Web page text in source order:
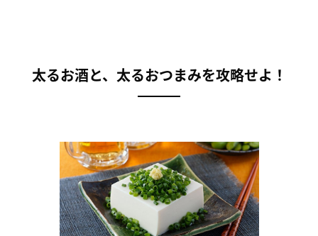
太るお酒と、太るおつまみを攻略せよ！